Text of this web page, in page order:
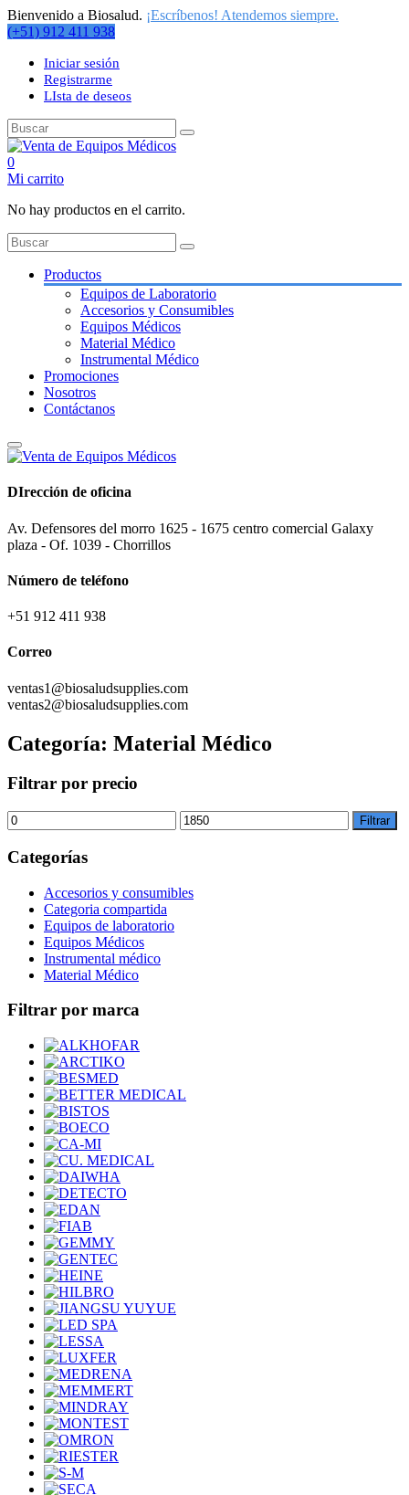
Bienvenido a Biosalud. ¡Escríbenos! Atendemos siempre.
(+51) 912 411 938
Iniciar sesión
Registrarme
LIsta de deseos
0
Mi carrito
No hay productos en el carrito.
Productos
Equipos de Laboratorio
Accesorios y Consumibles
Equipos Médicos
Material Médico
Instrumental Médico
Promociones
Nosotros
Contáctanos
DIrección de oficina
Av. Defensores del morro 1625 - 1675 centro comercial Galaxy
plaza - Of. 1039 - Chorrillos
Número de teléfono
+51 912 411 938
Correo
ventas1@biosaludsupplies.com
ventas2@biosaludsupplies.com
Categoría: Material Médico
Filtrar por precio
Precio
mínimo
Precio
máximo
Filtrar
Categorías
Accesorios y consumibles
Categoria compartida
Equipos de laboratorio
Equipos Médicos
Instrumental médico
Material Médico
Filtrar por marca